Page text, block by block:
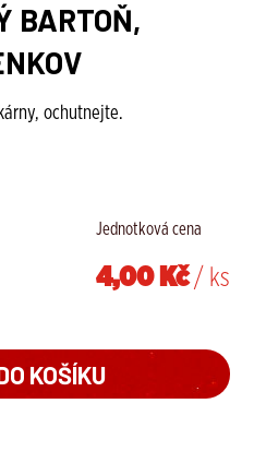
BARTOŇ,
ochutnejte.
Jednotková cena
4,00 Kč/ ks